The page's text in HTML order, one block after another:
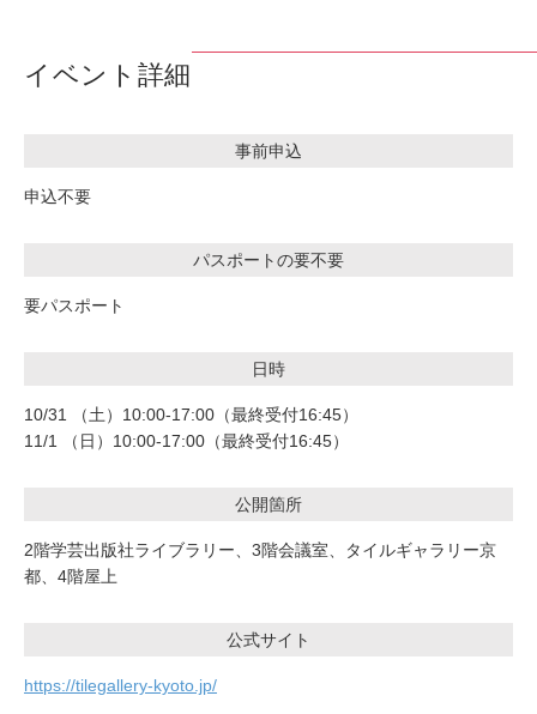
イベント詳細
事前申込
申込不要
パスポートの要不要
要パスポート
日時
10/31 （土）10:00-17:00（最終受付16:45）
11/1 （日）10:00-17:00（最終受付16:45）
公開箇所
2階学芸出版社ライブラリー、3階会議室、タイルギャラリー京
都、4階屋上
公式サイト
https://tilegallery-kyoto.jp/